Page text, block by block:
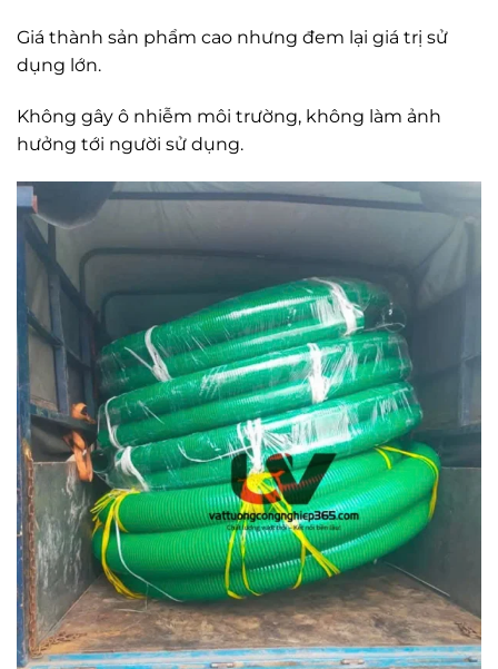
Giá thành sản phẩm cao nhưng đem lại giá trị sử
dụng lớn.
Không gây ô nhiễm môi trường, không làm ảnh
hưởng tới người sử dụng.